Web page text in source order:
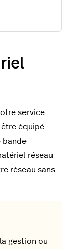
service
être équipé
bande
réseau
réseau sans
gestion ou